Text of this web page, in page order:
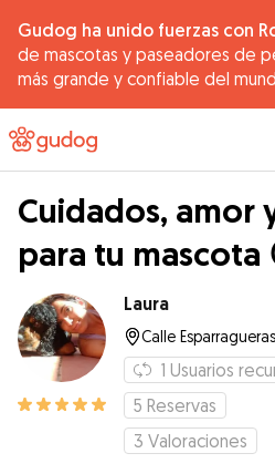
Gudog ha unido fuerzas con
de mascotas y paseadores de
más grande y confiable del
Cuidados, amor
para tu mascota
Laura
Calle
1 Usuarios
5 Reservas
3 Valoraciones